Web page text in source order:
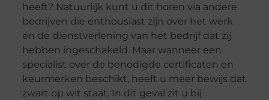
heeft? Natuurlijk kunt u dit horen via andere
bedrijven die enthousiast zijn over het werk
en de dienstverlening van het bedrijf dat zij
hebben ingeschakeld. Maar wanneer een
specialist over de benodigde certificaten en
keurmerken beschikt, heeft u meer bewijs dat
zwart op wit staat. In dit geval zit u bij